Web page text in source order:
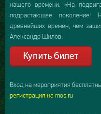
нашего времени. «На
подрастающее
древнейших времён, чем
Александр Шилов.
Вход на мероприятия
регистрация на mos.ru